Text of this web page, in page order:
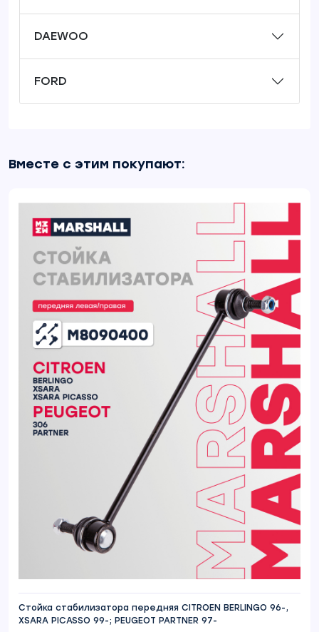
DAEWOO
FORD
Вместе с этим покупают:
Стойка стабилизатора передняя CITROEN BERLINGO 96-,
XSARA PICASSO 99-; PEUGEOT PARTNER 97-